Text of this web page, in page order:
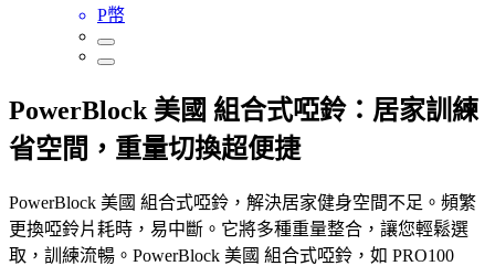
P幣
PowerBlock 美國 組合式啞鈴：居家訓練
省空間，重量切換超便捷
PowerBlock 美國 組合式啞鈴，解決居家健身空間不足。頻繁
更換啞鈴片耗時，易中斷。它將多種重量整合，讓您輕鬆選
取，訓練流暢。PowerBlock 美國 組合式啞鈴，如 PRO100